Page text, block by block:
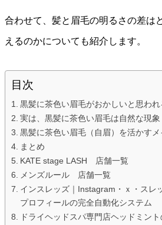
合わせて、髪と眉毛の明るさの差は
えるのかについても紹介します。
目次
黒髪に茶色い眉毛がおかしいと思われ
実は、黒髪に茶色い眉毛は自然な現象
黒髪に茶色い眉毛（自眉）を活かすメ
まとめ
KATE stage LASH 店舗一覧
メンズルール 店舗一覧
インスレッズ｜Instagram・ｘ・スレ
プロフィールの完全自動化システム
ドライヘッドスパ専門店ヘッドミン